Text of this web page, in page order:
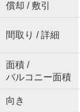
償却 / 敷引
間取り / 詳細
面積 /
バルコニー面積
向き